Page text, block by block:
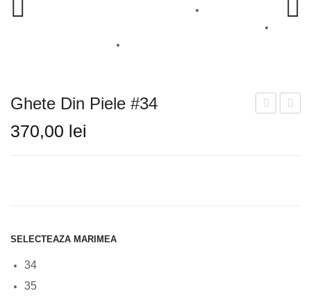
GENTI
BALERINI
TABEL DE CULORI
Ghete Din Piele #34
370,00 lei
SELECTEAZA MARIMEA
34
35